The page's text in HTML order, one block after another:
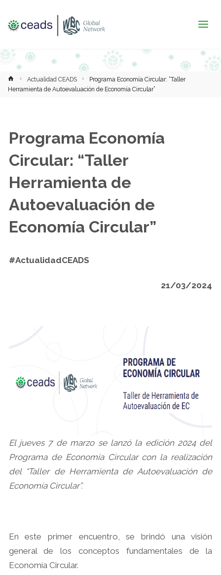
InicioActualidad CEADS
Programa Economía Circular: “Taller
Herramienta de Autoevaluación de Economía Circular”
Programa Economía
Circular: “Taller
Herramienta de
Autoevaluación de
Economía Circular”
#ActualidadCEADS
21/03/2024
El jueves 7 de marzo se lanzó la edición 2024 del
Programa de Economía Circular con la realización
del “Taller de Herramienta de Autoevaluación de
Economía Circular”.
En este primer encuentro, se brindó una visión
general de los conceptos fundamentales de la
Economía Circular.